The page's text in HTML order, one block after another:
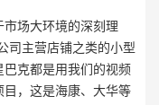
场大环境的深刻理
司主营店铺之类的小型
克都是用我们的视频
，这是海康、大华等